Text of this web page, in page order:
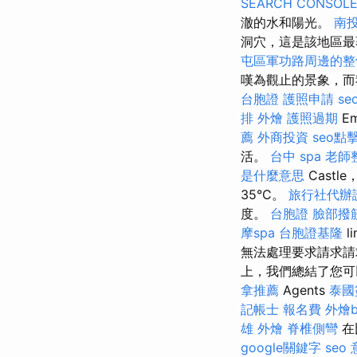
澈的水和陽光。 南
洞穴，這是該地區
屯區軍功路周邊的
嘆為觀止的景象，
台胞證 護照申請
排 外燴 護照過期
薦 外商投資 seo點
活。 台中 spa 老師
是什麼意思 Castle
35°C。 旅行社代辦
度。 台胞證 臉部撥
摩spa 台胞證基隆
無法處理要求請求
上，我們總結了您
拿推薦 Agents 泰
記帳士 報名費 外燴
雄 外燴 脊椎側彎
google關鍵字 seo